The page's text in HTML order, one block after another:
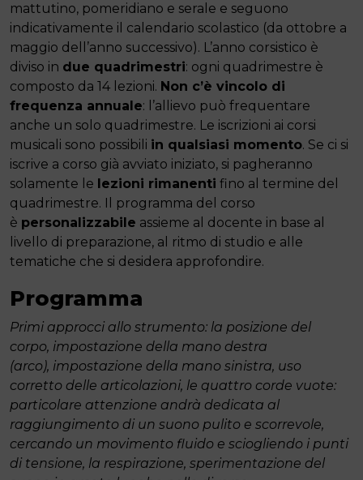
mattutino, pomeridiano e serale e seguono
indicativamente il calendario scolastico (da ottobre a
maggio dell’anno successivo). L’anno corsistico è
diviso in due quadrimestri: ogni quadrimestre è
composto da 14 lezioni. Non c’è vincolo di
frequenza annuale: l’allievo può frequentare
anche un solo quadrimestre. Le iscrizioni ai corsi
musicali sono possibili in qualsiasi momento. Se ci si
iscrive a corso già avviato iniziato, si pagheranno
solamente le lezioni rimanenti fino al termine del
quadrimestre. Il programma del corso
è personalizzabile assieme al docente in base al
livello di preparazione, al ritmo di studio e alle
tematiche che si desidera approfondire.
Programma
Primi approcci allo strumento: la posizione del
corpo, impostazione della mano destra
(arco), impostazione della mano sinistra, uso
corretto delle articolazioni, le quattro corde vuote:
particolare attenzione andrà dedicata al
raggiungimento di un suono pulito e scorrevole,
cercando un movimento fluido e sciogliendo i punti
di tensione, la respirazione, sperimentazione del